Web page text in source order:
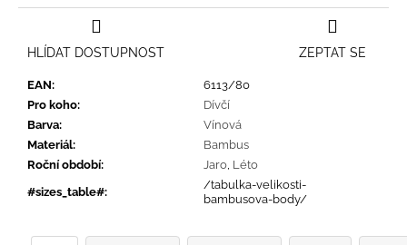
EAN:
6113/80
Pro koho:
Dívčí
Barva:
Vínová
Materiál:
Bambus
Roční období: Jaro Léto
#sizes_table#:
/tabulka-velikosti-
bambusova-body/
ZEPTAT SE
HLÍDAT DOSTUPNOST